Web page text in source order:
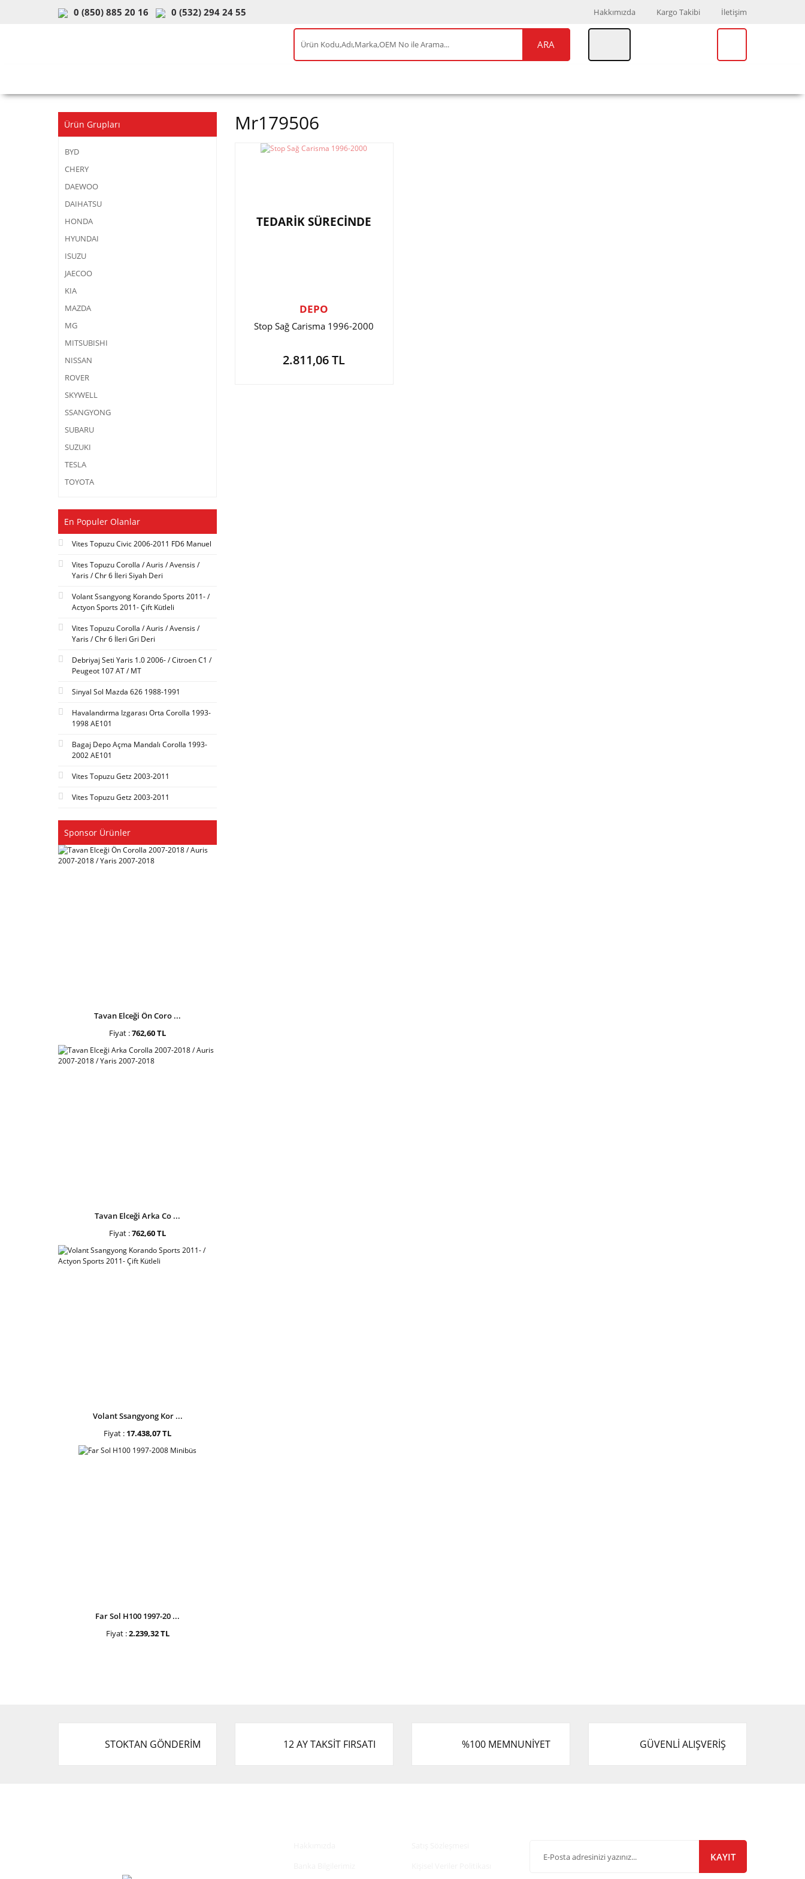
0 (850) 885 20 16 0 (532) 294 24 55 Hakkımızda Kargo Takibi İletişim
ARA
Ürün Grupları
BYD
CHERY
DAEWOO
DAIHATSU
HONDA
HYUNDAI
ISUZU
JAECOO
KIA
MAZDA
MG
MITSUBISHI
NISSAN
ROVER
SKYWELL
SSANGYONG
SUBARU
SUZUKI
TESLA
TOYOTA
En Populer Olanlar
Vites Topuzu Civic 2006-2011 FD6 Manuel
Vites Topuzu Corolla / Auris / Avensis /
Yaris / Chr 6 İleri Siyah Deri
Volant Ssangyong Korando Sports 2011- /
Actyon Sports 2011- Çift Kütleli
Vites Topuzu Corolla / Auris / Avensis /
Yaris / Chr 6 İleri Gri Deri
Debriyaj Seti Yaris 1.0 2006- / Citroen C1 /
Peugeot 107 AT / MT
Sinyal Sol Mazda 626 1988-1991
Havalandırma Izgarası Orta Corolla 1993-
1998 AE101
Bagaj Depo Açma Mandalı Corolla 1993-
2002 AE101
Vites Topuzu Getz 2003-2011
Vites Topuzu Getz 2003-2011
Sponsor Ürünler
Tavan Elceği Ön Coro ...
Fiyat :762,60 TL
Tavan Elceği Arka Co ...
Fiyat :762,60 TL
Volant Ssangyong Kor ...
Fiyat : 17.438,07 TL
Far Sol H100 1997-20 ...
Fiyat :2.239,32 TL
Mr179506
TEDARİK SÜRECİNDE
DEPO
Stop Sağ Carisma 1996-2000
2.811,06 TL
STOKTAN GÖNDERİM 12 AY TAKSİT FIRSATI %100 MEMNUNİYET GÜVENLİ ALIŞVERİŞ
KAYIT